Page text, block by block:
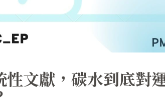
性文獻，碳水到底對